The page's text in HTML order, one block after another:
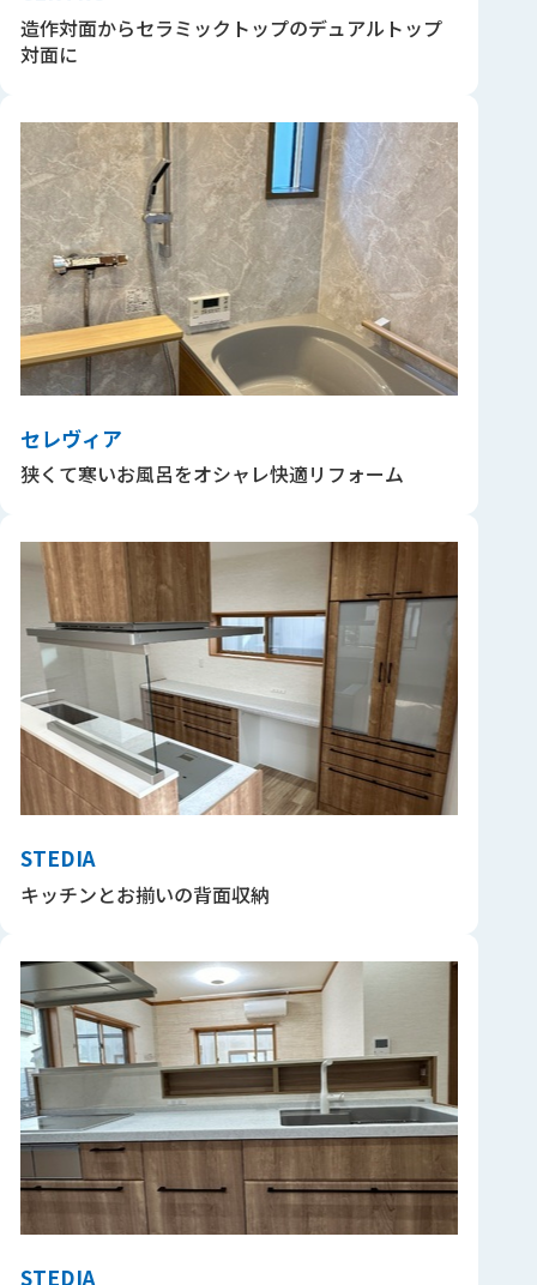
造作対面からセラミックトップのデュアルトップ
対面に
セレヴィア
狭くて寒いお風呂をオシャレ快適リフォーム
STEDIA
キッチンとお揃いの背面収納
STEDIA